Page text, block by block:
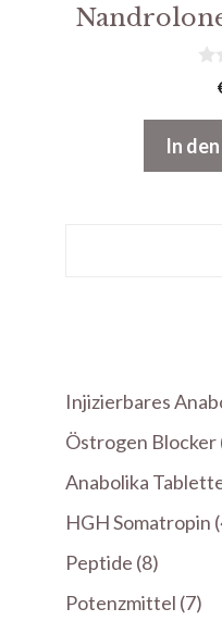
5
In
Injizierbares
Östrogen Blocker
Anabolika
HGH Somatropin
Peptide 88
Produkte
Potenzmittel 77